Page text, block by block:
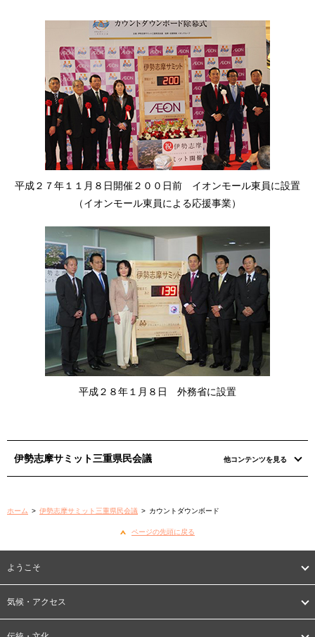
平成２７年１１月８日開催２００日前 イオンモール東員に設置
（イオンモール東員による応援事業）
平成２８年１月８日 外務省に設置
伊勢志摩サミット三重県民会議 他コンテンツを見る
ホーム > 伊勢志摩サミット三重県民会議 > カウントダウンボード
ページの先頭に戻る
ようこそ
気候・アクセス